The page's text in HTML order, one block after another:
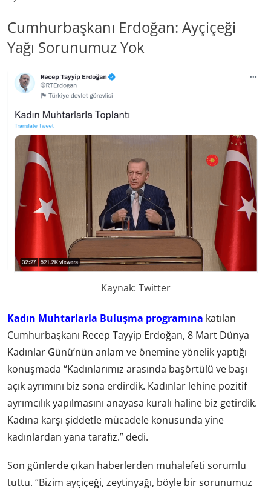
Cumhurbaşkanı Erdoğan: Ayçiçeği
Yağı Sorunumuz Yok
Kaynak: Twitter
Kadın Muhtarlarla Buluşma programına katılan
Cumhurbaşkanı Recep Tayyip Erdoğan, 8 Mart Dünya
Kadınlar Günü’nün anlam ve önemine yönelik yaptığı
konuşmada “Kadınlarımız arasında başörtülü ve başı
açık ayrımını biz sona erdirdik. Kadınlar lehine pozitif
ayrımcılık yapılmasını anayasa kuralı haline biz getirdik.
Kadına karşı şiddetle mücadele konusunda yine
kadınlardan yana tarafız.” dedi.
Son günlerde çıkan haberlerden muhalefeti sorumlu
tuttu. “Bizim ayçiçeği, zeytinyağı, böyle bir sorunumuz